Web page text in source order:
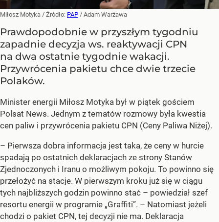
Miłosz Motyka / Źródło: PAP / Adam Warżawa
Prawdopodobnie w przyszłym tygodniu
zapadnie decyzja ws. reaktywacji CPN
na dwa ostatnie tygodnie wakacji.
Przywrócenia pakietu chce dwie trzecie
Polaków.
Minister energii Miłosz Motyka był w piątek gościem
Polsat News. Jednym z tematów rozmowy była kwestia
cen paliw i przywrócenia pakietu CPN (Ceny Paliwa Niżej).
– Pierwsza dobra informacja jest taka, że ceny w hurcie
spadają po ostatnich deklaracjach ze strony Stanów
Zjednoczonych i Iranu o możliwym pokoju. To powinno się
przełożyć na stacje. W pierwszym kroku już się w ciągu
tych najbliższych godzin powinno stać – powiedział szef
resortu energii w programie „Graffiti”. – Natomiast jeżeli
chodzi o pakiet CPN, tej decyzji nie ma. Deklaracja